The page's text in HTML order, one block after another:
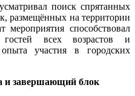
поиск спрятанных
размещённых на территории
мероприятия способствовал
всех возрастов и
участия в городских
и завершающий блок